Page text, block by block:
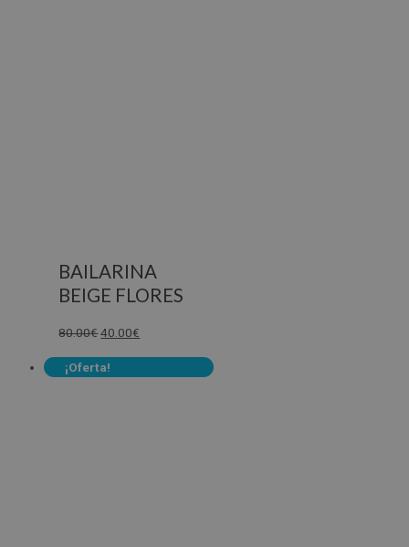
BAILARINA
BEIGE FLORES
80.00€40.00€
¡Oferta!